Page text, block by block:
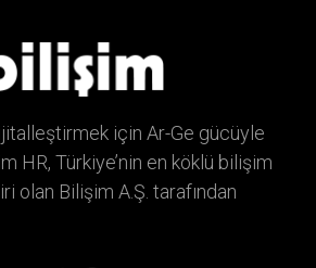
için Ar-Ge gücüyle
HR, Türkiye’nin en köklü bilişim
olan Bilişim A.Ş. tarafından